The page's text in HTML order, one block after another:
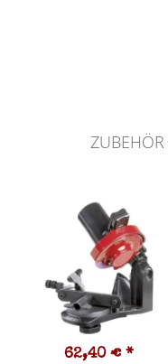
62,40 € *